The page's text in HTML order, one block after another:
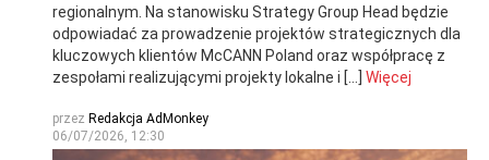
regionalnym. Na stanowisku Strategy Group Head będzie
odpowiadać za prowadzenie projektów strategicznych dla
kluczowych klientów McCANN Poland oraz współpracę z
zespołami realizującymi projekty lokalne i […] Więcej
przez Redakcja AdMonkey
06/07/2026, 12:30